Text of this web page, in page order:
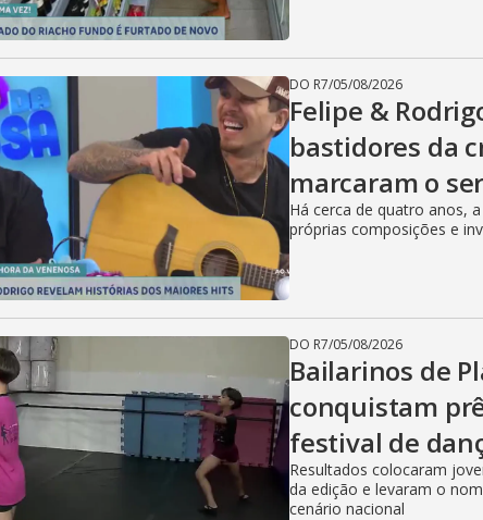
DO R7/05/08/2026
Felipe &
bastidores da
marcaram o
Há cerca de quatro anos,
próprias composições e
DO R7/05/08/2026
Bailarinos de
conquistam
festival de
Resultados colocaram
da edição e levaram o
cenário nacional